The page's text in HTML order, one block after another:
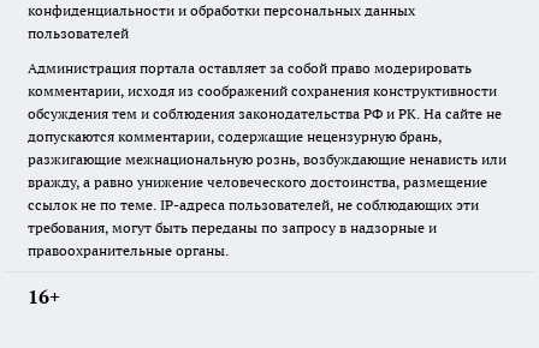
конфиденциальности и обработки персональных данных
пользователей
Администрация портала оставляет за собой право модерировать
комментарии, исходя из соображений сохранения конструктивности
обсуждения тем и соблюдения законодательства РФ и РК. На сайте не
допускаются комментарии, содержащие нецензурную брань,
разжигающие межнациональную рознь, возбуждающие ненависть или
вражду, а равно унижение человеческого достоинства, размещение
ссылок не по теме. IP-адреса пользователей, не соблюдающих эти
требования, могут быть переданы по запросу в надзорные и
правоохранительные органы.
16+